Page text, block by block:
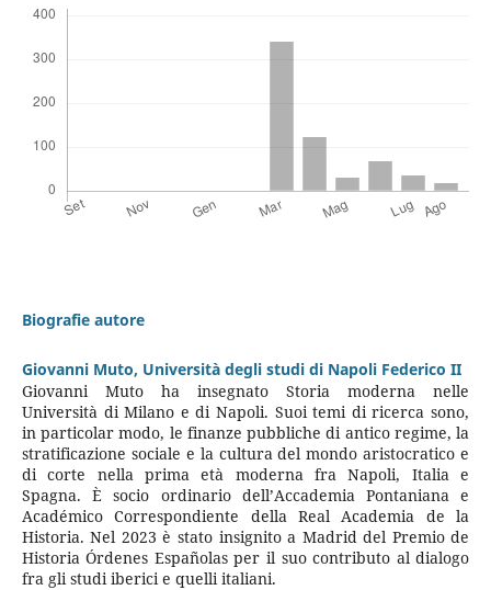
Biografie autore
Giovanni Muto, Università degli studi di Napoli Federico II
Giovanni Muto ha insegnato Storia moderna nelle
Università di Milano e di Napoli. Suoi temi di ricerca sono,
in particolar modo, le finanze pubbliche di antico regime, la
stratificazione sociale e la cultura del mondo aristocratico e
di corte nella prima età moderna fra Napoli, Italia e
Spagna. È socio ordinario dell’Accademia Pontaniana e
Académico Correspondiente della Real Academia de la
Historia. Nel 2023 è stato insignito a Madrid del Premio de
Historia Órdenes Españolas per il suo contributo al dialogo
fra gli studi iberici e quelli italiani.